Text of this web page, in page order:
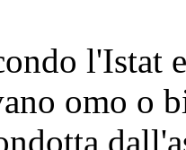
l'Istat
omo o